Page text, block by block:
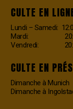
CULTE EN
Lundi – Samedi:
Mardi: 20:00
Vendredi:
CULTE EN
Dimanche à
Dimanche à